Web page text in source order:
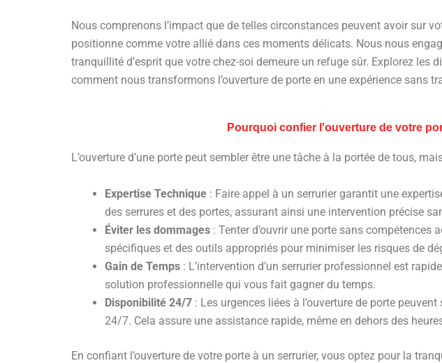
Nous comprenons l’impact que de telles circonstances peuvent avoir sur
positionne comme votre allié dans ces moments délicats. Nous nous
tranquillité d’esprit que votre chez-soi demeure un refuge sûr. Explorez
comment nous transformons l’ouverture de porte en une expérience sans
Pourquoi confier l'ouverture de votre
L’ouverture d’une porte peut sembler être une tâche à la portée de tous,
Expertise Technique : Faire appel à un serrurier garantit une
des serrures et des portes, assurant ainsi une intervention précise
Éviter les dommages : Tenter d’ouvrir une porte sans
spécifiques et des outils appropriés pour minimiser les risques de
Gain de Temps : L’intervention d’un serrurier professionnel est
solution professionnelle qui vous fait gagner du temps.
Disponibilité 24/7 : Les urgences liées à l’ouverture de porte
24/7. Cela assure une assistance rapide, même en dehors des
En confiant l’ouverture de votre porte à un serrurier, vous optez pour la